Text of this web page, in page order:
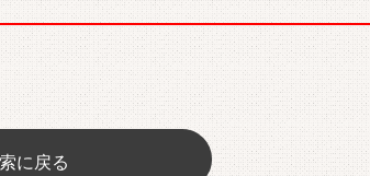
に戻る